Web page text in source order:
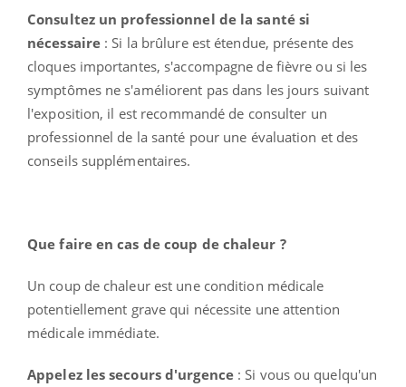
Consultez un professionnel de la santé si
nécessaire : Si la brûlure est étendue, présente des
cloques importantes, s'accompagne de fièvre ou si les
symptômes ne s'améliorent pas dans les jours suivant
l'exposition, il est recommandé de consulter un
professionnel de la santé pour une évaluation et des
conseils supplémentaires.
Que faire en cas de coup de chaleur ?
Un coup de chaleur est une condition médicale
potentiellement grave qui nécessite une attention
médicale immédiate.
Appelez les secours d'urgence : Si vous ou quelqu'un